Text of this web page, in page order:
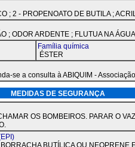
; 2 - PROPENOATO DE BUTILA ;
; ODOR ARDENTE ; FLUTUA NA
Família química
ÉSTER
se a consulta à ABIQUIM -
DE
OS BOMBEIROS. PARAR O
BUTÍLICA OU NEOPRENE